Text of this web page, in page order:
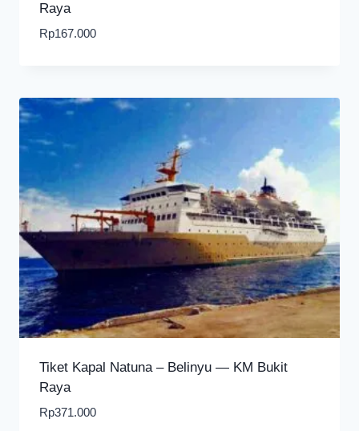
Raya
Rp167.000
Tiket Kapal Natuna – Belinyu — KM Bukit
Raya
Rp371.000